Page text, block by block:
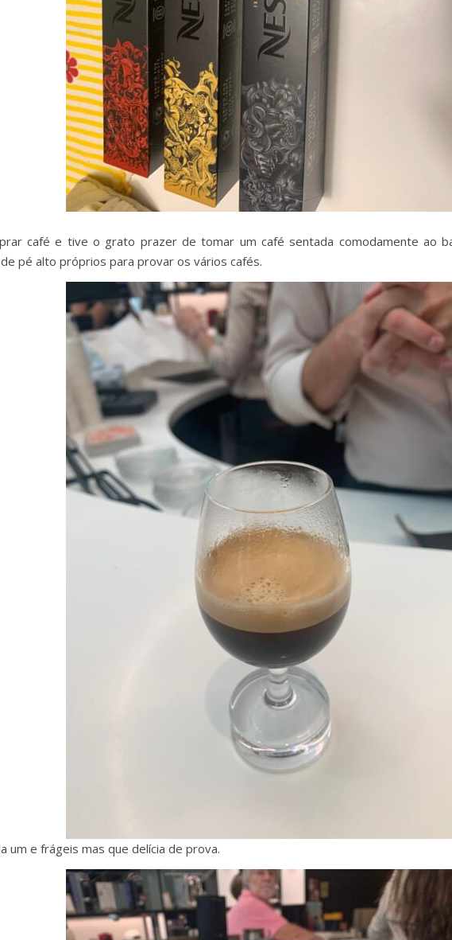
café e tive o grato prazer de tomar um café sentada comodamente ao
pé alto próprios para provar os vários cafés.
um e frágeis mas que delícia de prova.